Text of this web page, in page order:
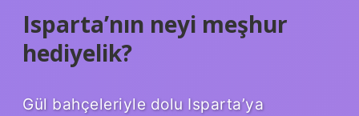
Isparta’nın neyi meşhur
hediyelik?
Gül bahçeleriyle dolu Isparta’ya